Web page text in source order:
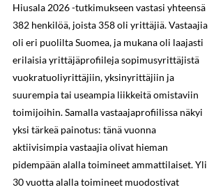
Hiusala 2026 -tutkimukseen vastasi yhteensä
382 henkilöä, joista 358 oli yrittäjiä. Vastaajia
oli eri puolilta Suomea, ja mukana oli laajasti
erilaisia yrittäjäprofiileja sopimusyrittäjistä
vuokratuoliyrittäjiin, yksinyrittäjiin ja
suurempia tai useampia liikkeitä omistaviin
toimijoihin. Samalla vastaajaprofiilissa näkyi
yksi tärkeä painotus: tänä vuonna
aktiivisimpia vastaajia olivat hieman
pidempään alalla toimineet ammattilaiset. Yli
30 vuotta alalla toimineet muodostivat